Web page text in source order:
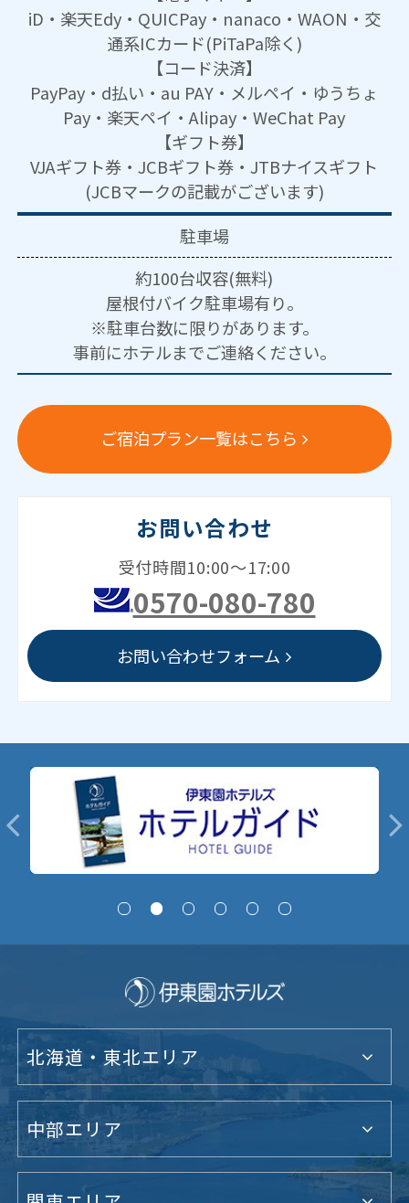
iD・楽天Edy・QUICPay・nanaco・WAON・交
通系ICカード(PiTaPa除く)
【コード決済】
PayPay・d払い・au PAY・メルペイ・ゆうちょ
Pay・楽天ペイ・Alipay・WeChat Pay
【ギフト券】
VJAギフト券・JCBギフト券・JTBナイスギフト
(JCBマークの記載がございます)
駐車場
約100台収容(無料)
屋根付バイク駐車場有り。
※駐車台数に限りがあります。
事前にホテルまでご連絡ください。
ご宿泊プラン一覧はこちら
お問い合わせ
受付時間10:00～17:00
0570-080-780
お問い合わせフォーム
北海道・東北エリア
中部エリア